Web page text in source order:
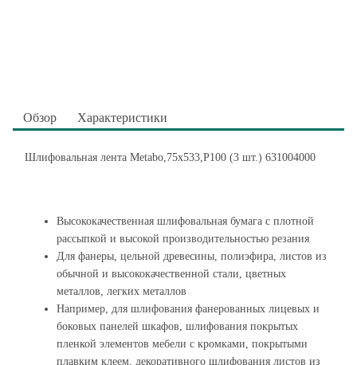
Обзор Характеристики
Шлифовальная лента Metabo,75x533,P100 (3 шт.) 631004000
Высококачественная шлифовальная бумага с плотной
рассыпкой и высокой производительностью резания
Для фанеры, цельной древесины, полиэфира, листов из
обычной и высококачественной стали, цветных
металлов, легких металлов
Например, для шлифования фанерованных лицевых и
боковых панелей шкафов, шлифования покрытых
пленкой элементов мебели с кромками, покрытыми
плавким клеем, декоративного шлифования листов из